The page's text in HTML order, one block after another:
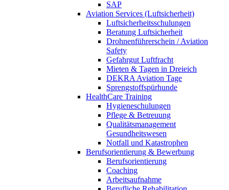
SAP
Aviation Services (Luftsicherheit)
Luftsicherheitsschulungen
Beratung Luftsicherheit
Drohnenführerschein / Aviation
Safety
Gefahrgut Luftfracht
Mieten & Tagen in Dreieich
DEKRA Aviation Tage
Sprengstoffspürhunde
HealthCare Training
Hygieneschulungen
Pflege & Betreuung
Qualitätsmanagement
Gesundheitswesen
Notfall und Katastrophen
Berufsorientierung & Bewerbung
Berufsorientierung
Coaching
Arbeitsaufnahme